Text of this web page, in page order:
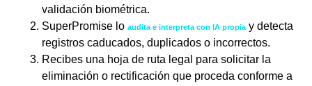
validación biométrica.
SuperPromise lo audita e interpreta con IA propia y detecta
registros caducados, duplicados o incorrectos.
Recibes una hoja de ruta legal para solicitar la
eliminación o rectificación que proceda conforme a